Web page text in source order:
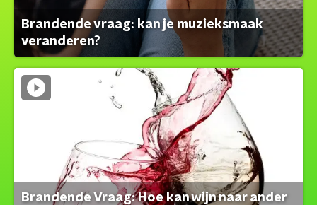
Brandende vraag: kan je muzieksmaak
veranderen?
Brandende Vraag: Hoe kan wijn naar ander